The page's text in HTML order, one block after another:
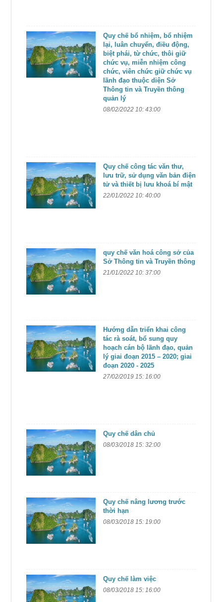
Quy chế bổ nhiệm, bổ nhiệm
lại, luân chuyển, điều động,
biệt phái, từ chức, thôi giữ
chức vụ, miễn nhiệm công
chức, viên chức giữ chức vụ
lãnh đạo thuộc diện Sở
Thông tin và Truyền thông
quản lý
08/02/2022 10: 43:00
Quy chế công tác văn thư,
lưu trữ, sử dụng văn bản điện
tử và thiết bị lưu khoá bí mật
22/01/2022 10: 40:00
quy chế văn hoá công sở của
Sở Thông tin và Truyền thông
21/01/2022 10: 37:00
Hướng dẫn triển khai công
tác rà soát, bổ sung quy
hoạch cán bộ lãnh đạo, quản
lý giai đoạn 2015 – 2020; giai
đoạn 2020 - 2025
27/02/2019 15: 16:00
Quy chế dân chủ
08/03/2018 15: 32:00
Quy chế nâng lương trước
thời hạn
08/03/2018 15: 19:00
Quy chế làm việc
08/03/2018 15: 16:00